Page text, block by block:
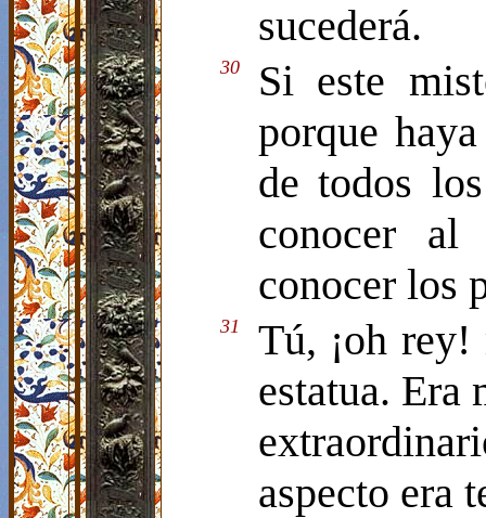
sucederá.
30
Si este
porque
de todos
conocer
conocer los
31
Tú, ¡oh rey!
estatua. Era
aspecto era